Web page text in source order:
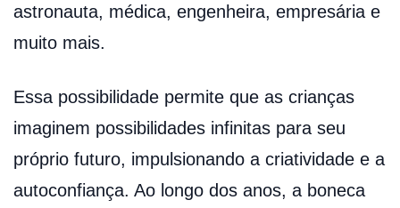
astronauta, médica, engenheira, empresária e
muito mais.
Essa possibilidade permite que as crianças
imaginem possibilidades infinitas para seu
próprio futuro, impulsionando a criatividade e a
autoconfiança. Ao longo dos anos, a boneca